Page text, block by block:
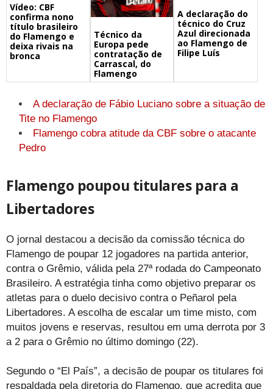
Vídeo: CBF
confirma nono
título brasileiro
do Flamengo e
deixa rivais na
bronca
Técnico da
Europa pede
contratação de
Carrascal, do
Flamengo
A declaração do
técnico do Cruz
Azul direcionada
ao Flamengo de
Filipe Luís
A declaração de Fábio Luciano sobre a situação de
Tite no Flamengo
Flamengo cobra atitude da CBF sobre o atacante
Pedro
Flamengo poupou titulares para a
Libertadores
O jornal destacou a decisão da comissão técnica do
Flamengo de poupar 12 jogadores na partida anterior,
contra o Grêmio, válida pela 27ª rodada do Campeonato
Brasileiro. A estratégia tinha como objetivo preparar os
atletas para o duelo decisivo contra o Peñarol pela
Libertadores. A escolha de escalar um time misto, com
muitos jovens e reservas, resultou em uma derrota por 3
a 2 para o Grêmio no último domingo (22).
Segundo o “El País”, a decisão de poupar os titulares foi
respaldada pela diretoria do Flamengo, que acredita que